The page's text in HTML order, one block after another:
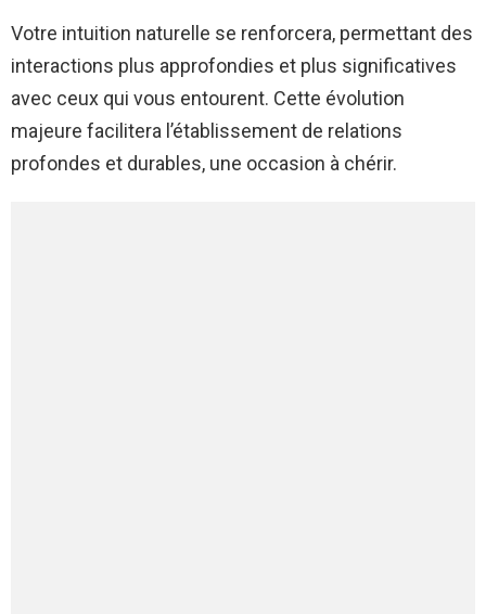
Votre intuition naturelle se renforcera, permettant des
interactions plus approfondies et plus significatives
avec ceux qui vous entourent. Cette évolution
majeure facilitera l’établissement de relations
profondes et durables, une occasion à chérir.